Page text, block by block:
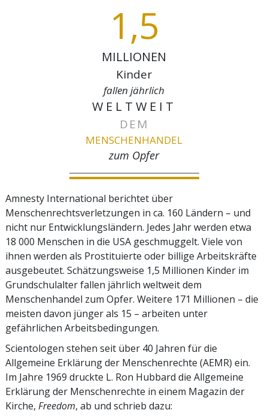
1,5
MILLIONEN
Kinder
fallen jährlich
WELTWEIT
DEM
MENSCHEN­HANDEL
zum Opfer
Amnesty International berichtet über
Menschenrechtsverletzungen in ca. 160 Ländern – und
nicht nur Entwicklungsländern. Jedes Jahr werden etwa
18 000 Menschen in die USA geschmuggelt. Viele von
ihnen werden als Prostituierte oder billige Arbeitskräfte
ausgebeutet. Schätzungsweise 1,5 Millionen Kinder im
Grundschulalter fallen jährlich weltweit dem
Menschenhandel zum Opfer. Weitere 171 Millionen – die
meisten davon jünger als 15 – arbeiten unter
gefährlichen Arbeitsbedingungen.
Scientologen stehen seit über 40 Jahren für die
Allgemeine Erklärung der Menschenrechte (AEMR) ein.
Im Jahre 1969 druckte L. Ron Hubbard die Allgemeine
Erklärung der Menschenrechte in einem Magazin der
Kirche, Freedom, ab und schrieb dazu: